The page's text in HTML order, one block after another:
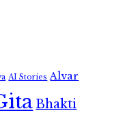
AI Stories Alvar
Bhakti